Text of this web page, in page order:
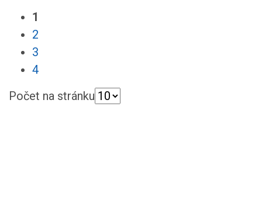
1
2
3
4
Počet na stránku